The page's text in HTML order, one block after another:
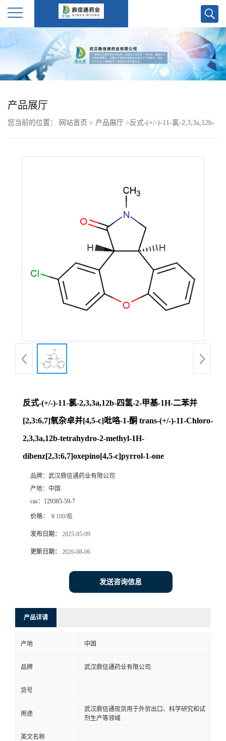
公
产
厅
言
产品展厅
您当前的位置： 网站首页 > 产品展厅 >反式-(+/-)-11-氯-2,3,3a,12b-
反式-(+/-)-11-氯-2,3,3a,12b-四氢-2-甲基-1H-二苯并
[2,3:6,7]氧杂卓并[4,5-c]吡咯-1-酮 trans-(+/-)-11-Chloro-
2,3,3a,12b-tetrahydro-2-methyl-1H-
dibenz[2,3:6,7]oxepino[4,5-c]pyrrol-1-one
品牌： 武汉鼎信通药业有限公司
产地： 中国
cas： 129385-59-7
价格： ￥100/瓶
发布日期： 2025-05-09
更新日期： 2026-08-06
发送咨询信息
产品详请
产地 中国
品牌 武汉鼎信通药业有限公司
货号
用途
武汉鼎信通现货用于外贸出口、科学研究和试
剂生产等领域
英文名称